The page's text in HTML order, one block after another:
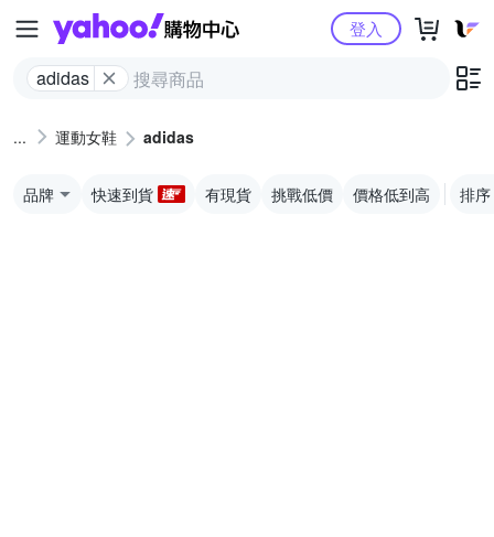
Yahoo購物中心
adidas
登入
運動女鞋 adidas
品牌 快速到貨 有現貨 挑戰低價 價格低到高 排序